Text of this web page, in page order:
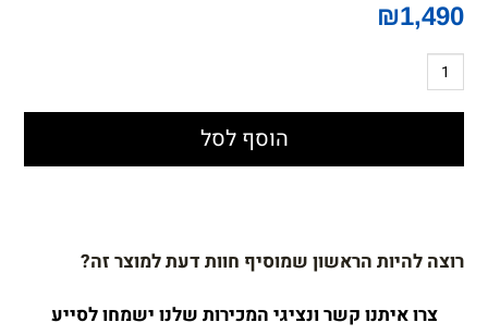
₪1,490
הוסף לסל
רוצה להיות הראשון שמוסיף חוות דעת למוצר זה?
צרו איתנו קשר ונציגי המכירות שלנו ישמחו לסייע